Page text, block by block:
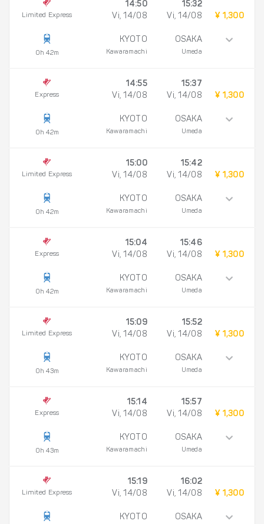
Limited Express
0h 42m
14:50
Vi, 14/08
KYOTO
Kawaramachi
15:32
Vi, 14/08
OSAKA
Umeda
¥ 1,300
Express
0h 42m
14:55
Vi, 14/08
KYOTO
Kawaramachi
15:37
Vi, 14/08
OSAKA
Umeda
¥ 1,300
Limited Express
0h 42m
15:00
Vi, 14/08
KYOTO
Kawaramachi
15:42
Vi, 14/08
OSAKA
Umeda
¥ 1,300
Express
0h 42m
15:04
Vi, 14/08
KYOTO
Kawaramachi
15:46
Vi, 14/08
OSAKA
Umeda
¥ 1,300
Limited Express
0h 43m
15:09
Vi, 14/08
KYOTO
Kawaramachi
15:52
Vi, 14/08
OSAKA
Umeda
¥ 1,300
Express
0h 43m
15:14
Vi, 14/08
KYOTO
Kawaramachi
15:57
Vi, 14/08
OSAKA
Umeda
¥ 1,300
Limited Express
15:19
Vi, 14/08
KYOTO
16:02
Vi, 14/08
OSAKA
¥ 1,300